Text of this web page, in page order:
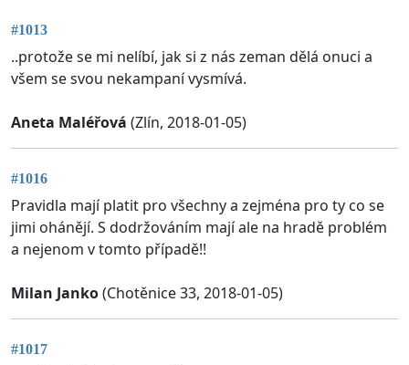
#1013
..protože se mi nelíbí, jak si z nás zeman dělá onuci a
všem se svou nekampaní vysmívá.
Aneta Maléřová (Zlín, 2018-01-05)
#1016
Pravidla mají platit pro všechny a zejména pro ty co se
jimi ohánějí. S dodržováním mají ale na hradě problém
a nejenom v tomto případě!!
Milan Janko(Chotěnice 33, 2018-01-05)
#1017